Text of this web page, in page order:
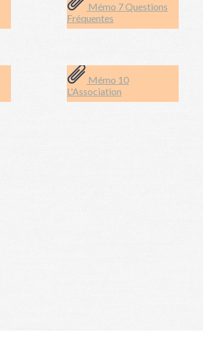
Mémo 7 Questions
Fréquentes
Mémo 10
L'Association